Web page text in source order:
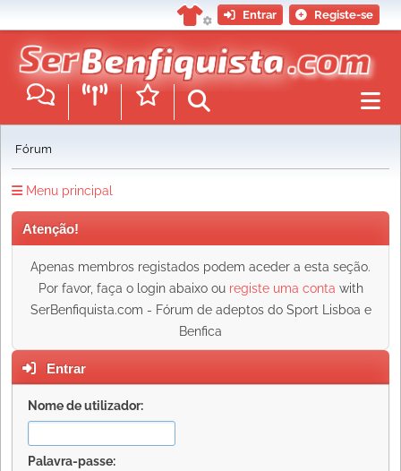
Entrar Registe-se
Fórum
Menu principal
Atenção!
Apenas membros registados podem aceder a esta seção.
Por favor, faça o login abaixo ou registe uma conta with
SerBenfiquista.com - Fórum de adeptos do Sport Lisboa e
Benfica
Entrar
Nome de utilizador:
Palavra-passe: